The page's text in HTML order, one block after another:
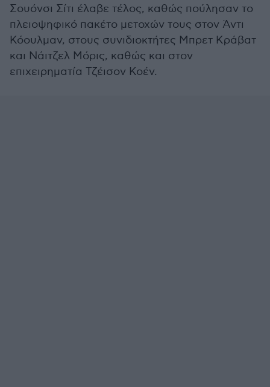
Σουόνσι Σίτι έλαβε τέλος, καθώς πούλησαν το
πλειοψηφικό πακέτο μετοχών τους στον Άντι
Κόουλμαν, στους συνιδιοκτήτες Μπρετ Κράβατ
και Νάιτζελ Μόρις, καθώς και στον
επιχειρηματία Τζέισον Κοέν.